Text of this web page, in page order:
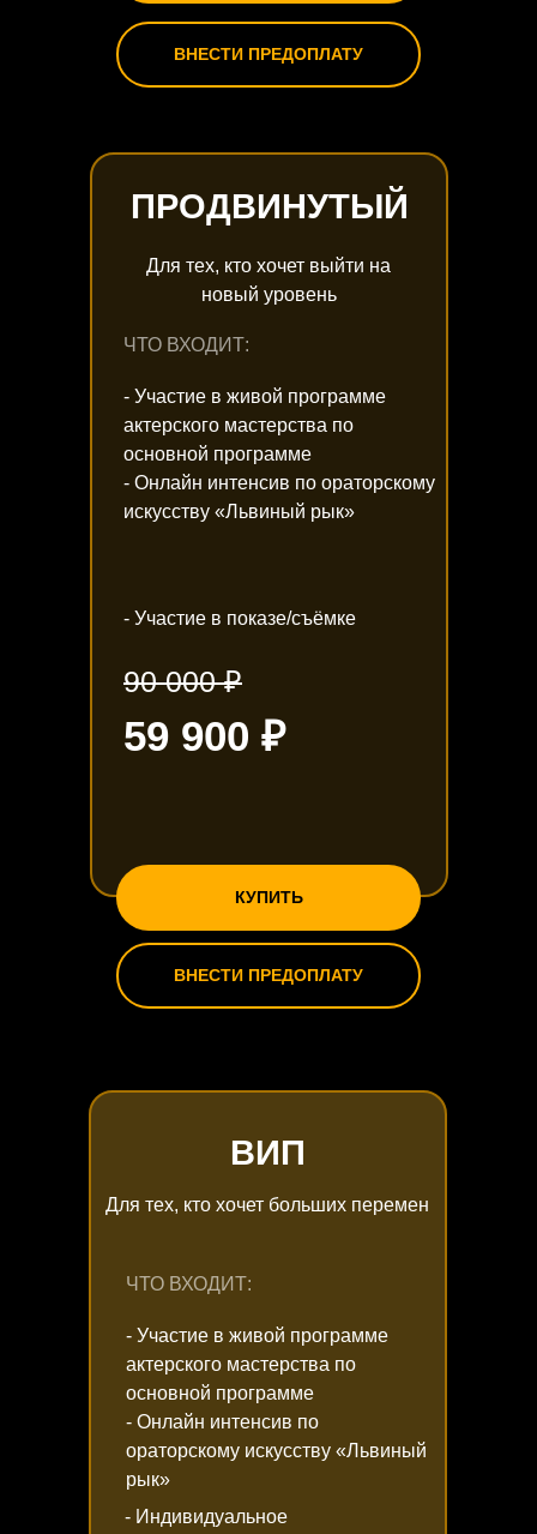
ЧТО ВХОДИТ:
ВИП
- Участие в живой программе
актерского мастерства по
основной программе
- Онлайн интенсив по
ораторскому искусству «Львиный
рык»
ЧТО ВХОДИТ:
- Индивидуальное
ПРОДВИНУТЫЙ
КУПИТЬ
- Участие в живой программе
актерского мастерства по
основной программе
- Онлайн интенсив по ораторскому
искусству «Львиный рык»
90 000 ₽
59 900 ₽
Для тех, кто хочет выйти на
новый уровень
- Участие в показе/съёмке
Для тех, кто хочет больших перемен
ВНЕСТИ ПРЕДОПЛАТУ
ВНЕСТИ ПРЕДОПЛАТУ